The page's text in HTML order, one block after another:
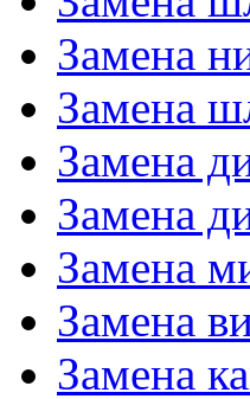
Замена
Замена
Замена
Замена
Замена
Замена
Замена